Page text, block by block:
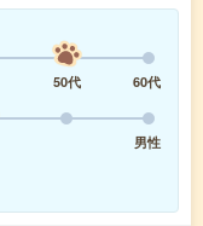
50代
60代
男性